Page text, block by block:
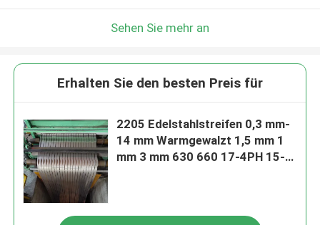
Sehen Sie mehr an
Erhalten Sie den besten Preis für
2205 Edelstahlstreifen 0,3 mm-
14 mm Warmgewalzt 1,5 mm 1
mm 3 mm 630 660 17-4PH 15-